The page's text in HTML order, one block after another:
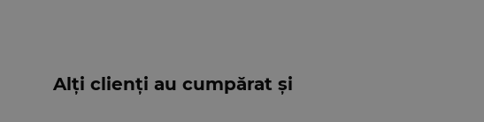
Alți clienți au cumpărat și